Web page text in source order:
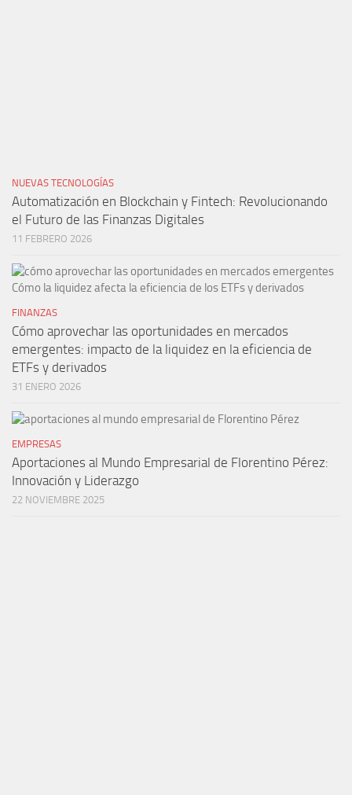
NUEVAS TECNOLOGÍAS
Automatización en Blockchain y Fintech: Revolucionando
el Futuro de las Finanzas Digitales
11 FEBRERO 2026
FINANZAS
Cómo aprovechar las oportunidades en mercados
emergentes: impacto de la liquidez en la eficiencia de
ETFs y derivados
31 ENERO 2026
EMPRESAS
Aportaciones al Mundo Empresarial de Florentino Pérez:
Innovación y Liderazgo
22 NOVIEMBRE 2025